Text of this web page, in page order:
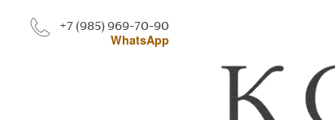
+7 (985) 969-70-90
WhatsApp